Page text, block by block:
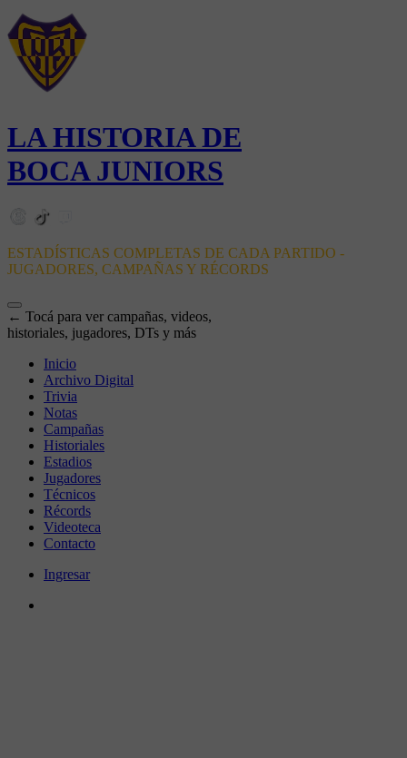
LA HISTORIA DE
BOCA JUNIORS
ESTADÍSTICAS COMPLETAS DE CADA PARTIDO -
JUGADORES, CAMPAÑAS Y RÉCORDS
← Tocá para ver campañas, videos,
historiales, jugadores, DTs y más
Inicio
Archivo Digital
Trivia
Notas
Campañas
Historiales
Estadios
Jugadores
Técnicos
Récords
Videoteca
Contacto
Ingresar